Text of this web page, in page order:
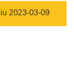
2023-03-09